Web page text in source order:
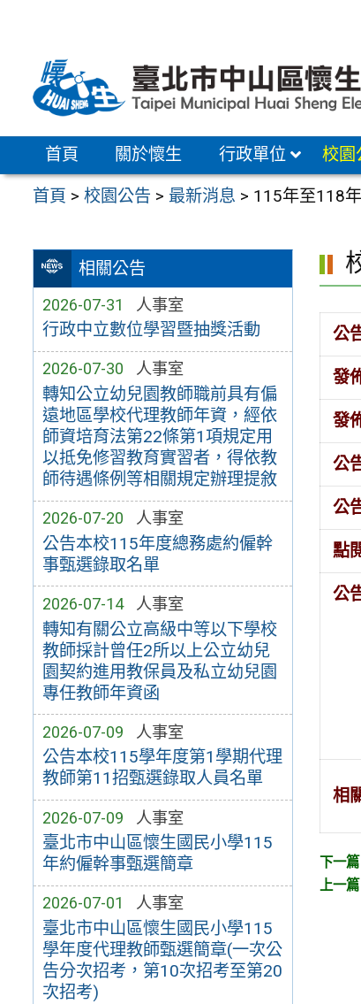
區
首頁 關於懷生 行政單位 校園
首頁 >校園公告 > 最新消息 > 115年至118
相關公告
2026-07-31 人事室
行政中立數位學習暨抽獎活動
2026-07-30 人事室
轉知公立幼兒園教師職前具有偏
遠地區學校代理教師年資，經依
師資培育法第22條第1項規定用
以抵免修習教育實習者，得依教
師待遇條例等相關規定辦理提敘
2026-07-20 人事室
公告本校115年度總務處約僱幹
事甄選錄取名單
2026-07-14 人事室
轉知有關公立高級中等以下學校
教師採計曾任2所以上公立幼兒
園契約進用教保員及私立幼兒園
專任教師年資函
2026-07-09 人事室
公告本校115學年度第1學期代理
教師第11招甄選錄取人員名單
2026-07-09 人事室
臺北市中山區懷生國民小學115
年約僱幹事甄選簡章
2026-07-01 人事室
臺北市中山區懷生國民小學115
學年度代理教師甄選簡章(一次公
告分次招考，第10次招考至第20
次招考)
公
發
發
公
公
點
公
相